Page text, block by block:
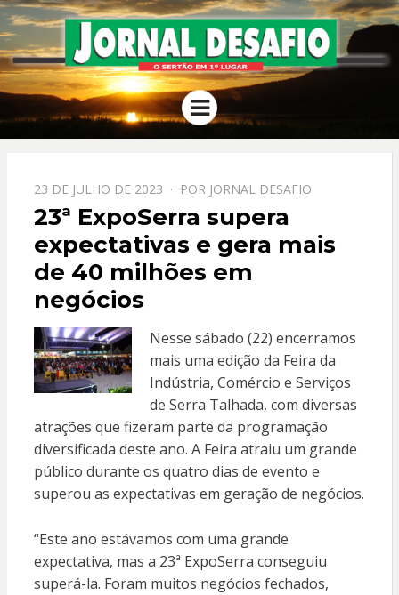
JORNAL
DESAFIO
O Sertão em 1º Lugar
Menu
PPOSTADO
EM
23 DE JULHO DE 2023 POR JORNAL DESAFIO
23ª ExpoSerra supera
expectativas e gera mais
de 40 milhões em
negócios
Nesse sábado (22) encerramos
mais uma edição da Feira da
Indústria, Comércio e Serviços
de Serra Talhada, com diversas
atrações que fizeram parte da programação
diversificada deste ano. A Feira atraiu um grande
público durante os quatro dias de evento e
superou as expectativas em geração de negócios.
“Este ano estávamos com uma grande
expectativa, mas a 23ª ExpoSerra conseguiu
superá-la. Foram muitos negócios fechados,